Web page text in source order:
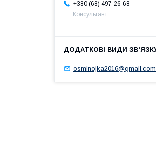
+380 (68) 497-26-68
Консультант
osminojka2016@gmail.com